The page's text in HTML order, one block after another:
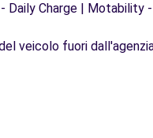
Daily Charge | Motability
veicolo fuori